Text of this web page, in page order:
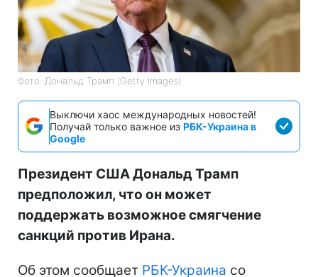
Фото: Дональд Трамп (Getty Images)
Выключи хаос международных новостей!
Получай только важное из РБК-Украина в
Google
Президент США Дональд Трамп
предположил, что он может
поддержать возможное смягчение
санкций против Ирана.
Об этом сообщает РБК-Украина со